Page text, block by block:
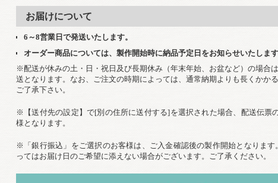
お届けについて
6～8営業日で発送いたします。
オーダー商品については、製作開始時に納品予定日をお知らせいたします
※配送が休みの土・日・祝日及び長期休み（年末年始、お盆など）の場合
送となります。なお、ご注文の時期によっては、通常納期よりも長くかか
ご了承下さい。
※【送付先の設定】で[別の住所に送付する]を選択された場合、配送伝票
様となります。
※「銀行振込」をご選択のお客様は、ご入金確認後の製作開始となります
ってはお届け日のご希望に添えない場合がございます。ご了承ください。